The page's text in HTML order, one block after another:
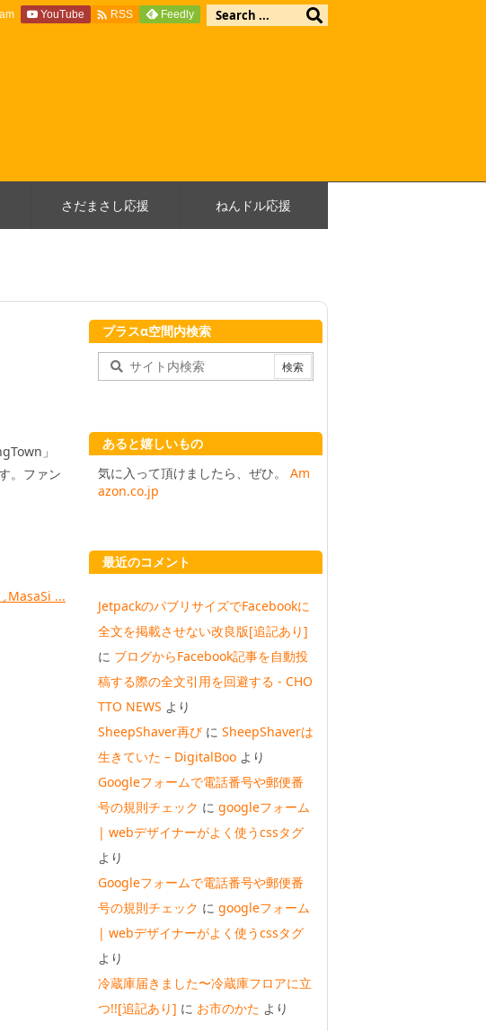
さだまさし応援 ねんドル応援
YouTube  RSS Feedly
」
。ファン
MasaSi ...
プラスα空間内検索
あると嬉しいもの
気に入って頂けましたら、ぜひ。 Am
azon.co.jp
最近のコメント
JetpackのパブリサイズでFacebookに
全文を掲載させない改良版[追記あり]
に ブログからFacebook記事を自動投
稿する際の全文引用を回避する - CHO
TTO NEWS より
SheepShaver再び に SheepShaverは
生きていた – DigitalBoo より
Googleフォームで電話番号や郵便番
号の規則チェック に googleフォーム
| webデザイナーがよく使うcssタグ
より
Googleフォームで電話番号や郵便番
号の規則チェック に googleフォーム
| webデザイナーがよく使うcssタグ
より
冷蔵庫届きました〜冷蔵庫フロアに立
つ!![追記あり] に お市のかた より